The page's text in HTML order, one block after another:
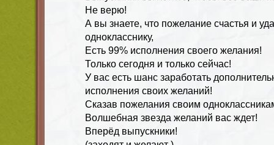
Не верю!
А вы знаете, что пожелание счастья и
однокласснику,
Есть 99% исполнения своего желания!
Только сегодня и только сейчас!
У вас есть шанс заработать
исполнения своих желаний!
Сказав пожелания своим
Волшебная звезда желаний вас ждет!
Вперёд выпускники!